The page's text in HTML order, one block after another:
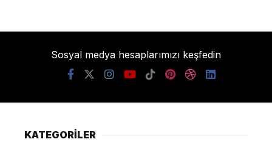
Sosyal medya hesaplarımızı keşfedin
KATEGORİLER